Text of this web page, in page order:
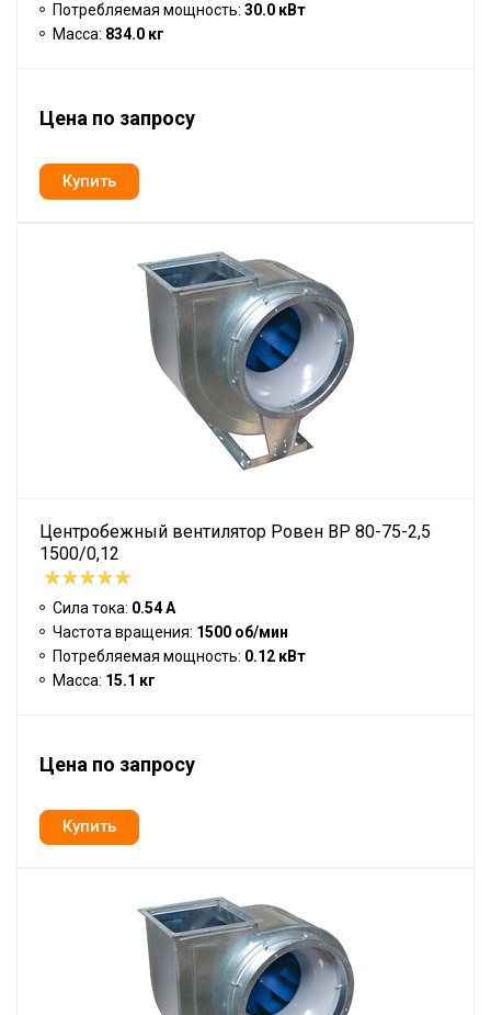
Потребляемая мощность: 30.0 кВт
Масса: 834.0 кг
Цена по запросу
Центробежный вентилятор Ровен BP 80-75-2,5
1500/0,12
Сила тока: 0.54 А
Частота вращения: 1500 об/мин
Потребляемая мощность: 0.12 кВт
Масса: 15.1 кг
Цена по запросу